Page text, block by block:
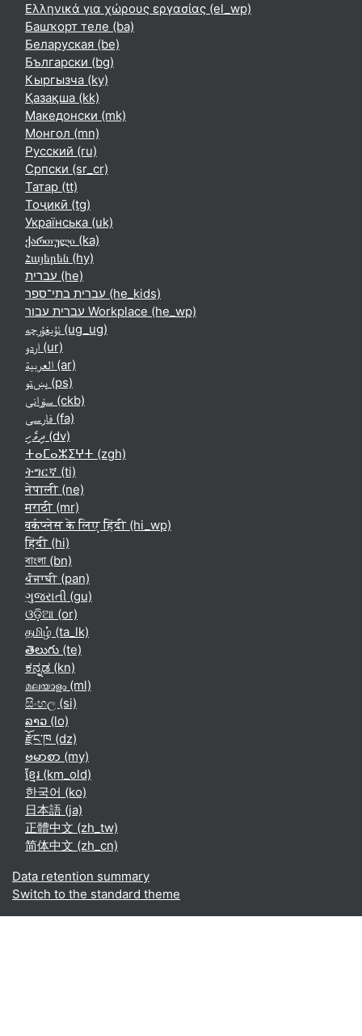
Ελληνικά για χώρους εργασίας ‎(el_wp)‎
Башҡорт теле ‎(ba)‎
Беларуская ‎(be)‎
Български ‎(bg)‎
Кыргызча ‎(ky)‎
Қазақша ‎(kk)‎
Македонски ‎(mk)‎
Монгол ‎(mn)‎
Русский ‎(ru)‎
Српски ‎(sr_cr)‎
Татар ‎(tt)‎
Тоҷикӣ ‎(tg)‎
Українська ‎(uk)‎
ქართული ‎(ka)‎
Հայերեն ‎(hy)‎
עברית ‎(he)‎
עברית בתי־ספר ‎(he_kids)‎
עברית עבור Workplace ‎(he_wp)‎
ئۇيغۇرچە ‎(ug_ug)‎
اردو ‎(ur)‎
العربية ‎(ar)‎
پښتو ‎(ps)‎
سۆرانی ‎(ckb)‎
فارسی ‎(fa)‎
ދިވެހި ‎(dv)‎
ⵜⴰⵎⴰⵣⵉⵖⵜ ‎(zgh)‎
ትግርኛ ‎(ti)‎
नेपाली ‎(ne)‎
मराठी ‎(mr)‎
वर्कप्लेस के लिए हिंदी ‎(hi_wp)‎
हिंदी ‎(hi)‎
বাংলা ‎(bn)‎
ਪੰਜਾਬੀ ‎(pan)‎
ગુજરાતી ‎(gu)‎
ଓଡ଼ିଆ ‎(or)‎
தமிழ் ‎(ta_lk)‎
తెలుగు ‎(te)‎
ಕನ್ನಡ ‎(kn)‎
മലയാളം ‎(ml)‎
සිංහල ‎(si)‎
ລາວ ‎(lo)‎
རྫོང་ཁ ‎(dz)‎
ဗမာစာ ‎(my)‎
ខ្មែរ ‎(km_old)‎
한국어 ‎(ko)‎
日本語 ‎(ja)‎
正體中文 ‎(zh_tw)‎
简体中文 ‎(zh_cn)‎
Data retention summary
Switch to the standard theme